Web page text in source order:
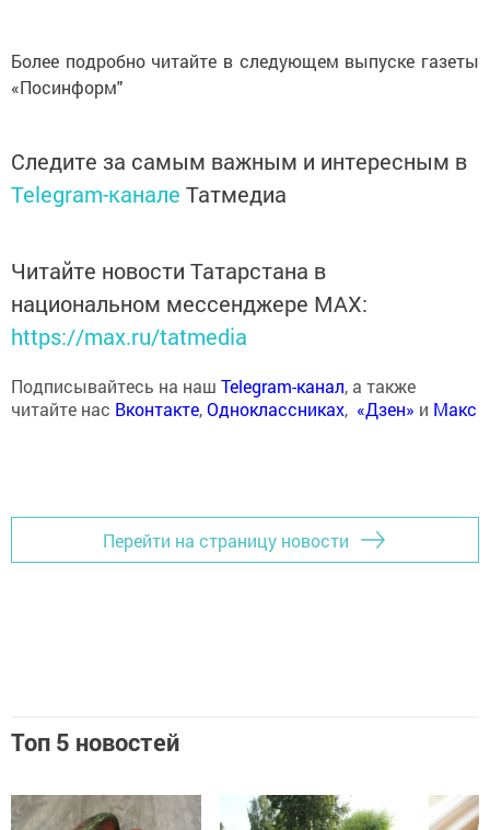
Более подробно читайте в следующем выпуске газеты
«Посинформ"
Следите за самым важным и интересным в
Telegram-канале Татмедиа
Читайте новости Татарстана в
национальном мессенджере MАХ:
https://max.ru/tatmedia
Подписывайтесь на наш Telegram-канал, а также
читайте нас Вконтакте,Одноклассниках, «Дзен» и Макс
Перейти на страницу новости
Топ 5 новостей